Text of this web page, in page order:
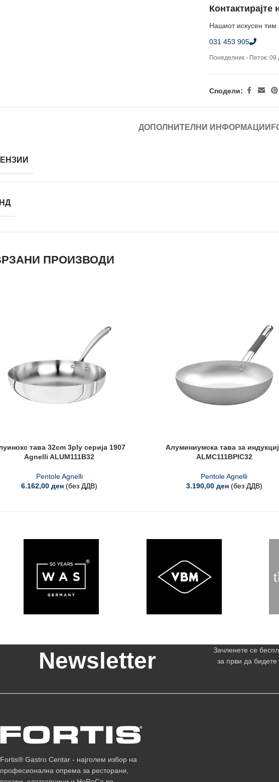
Контактирајте
Нашиот искусен тим
031 453 905
Понеделник - Петок: 09
Сподели:
ДОПОЛНИТЕЛНИ ИНФОРМАЦИИ
ПРОИЗВОДИ
тава 32cm 3ply серија 1907
Agnelli ALUM111B32
Pentole Agnelli
6.162,00ден (без ДДВ)
Алуминиумска тава за
ALMC111BPIC32
Pentole Agnelli
3.190,00 ден (без ДДВ)
Newsletter
Зачленете се
за први да бидете
Fortis® Gastro Centar - најголем избор на
професионална опрема за ресторани,